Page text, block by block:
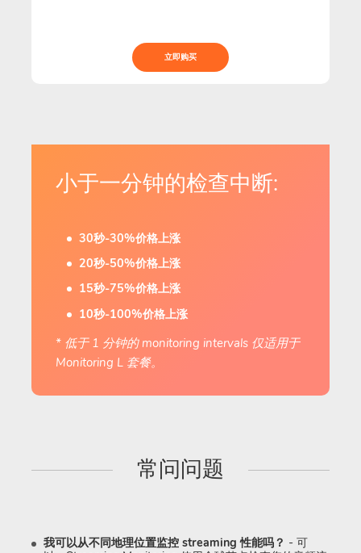
立即购买
小于一分钟的检查中断:
30秒-30%价格上涨
20秒-50%价格上涨
15秒-75%价格上涨
10秒-100%价格上涨
* 低于 1 分钟的 monitoring intervals 仅适用于
Monitoring L 套餐。
常问问题
我可以从不同地理位置监控 streaming 性能吗？ - 可